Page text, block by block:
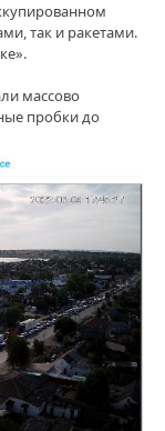
так и ракетами.
массово
пробки до